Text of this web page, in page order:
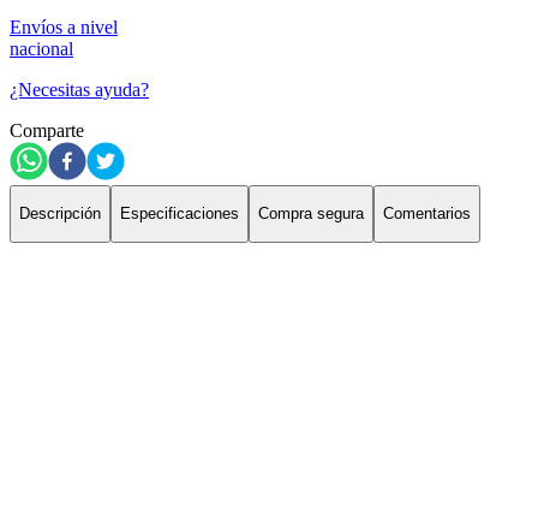
Envíos a nivel
nacional
¿Necesitas ayuda?
Comparte
Descripción Especificaciones Compra segura Comentarios